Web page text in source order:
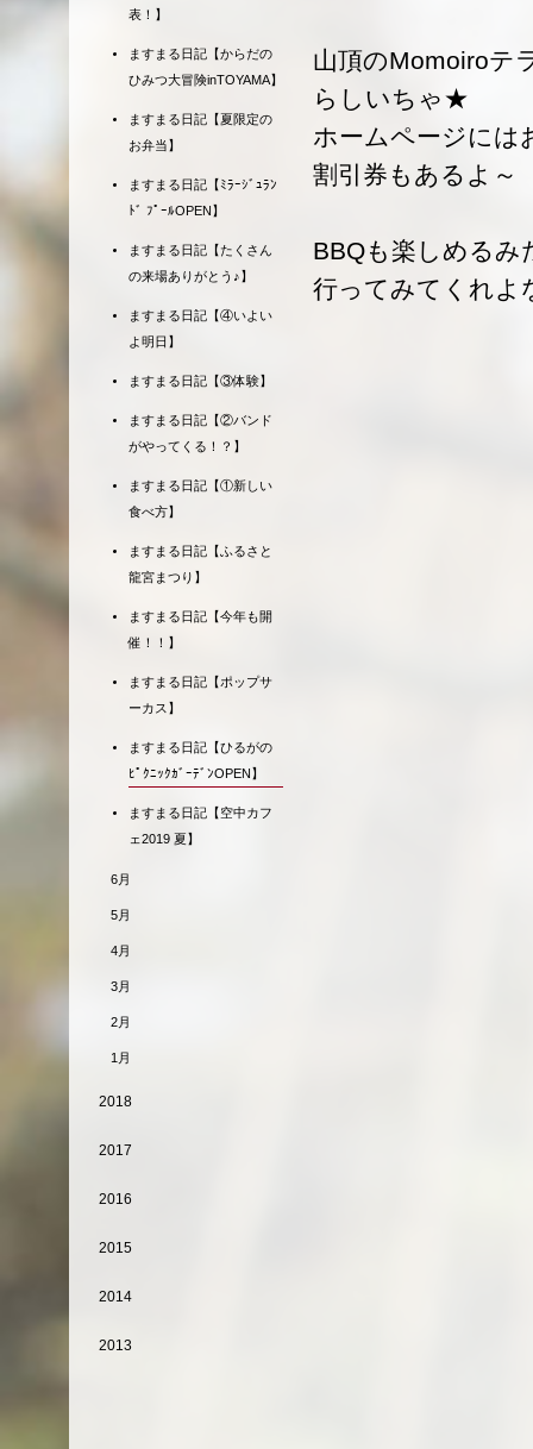
山頂のMomoiroテ
らしいちゃ★
ホームページには
割引券もあるよ～
BBQも楽しめるみ
行ってみてくれよ
表！】
ますまる日記【からだの
ひみつ大冒険inTOYAMA】
ますまる日記【夏限定の
お弁当】
ますまる日記【ﾐﾗｰｼﾞｭﾗﾝ
ﾄﾞ ﾌﾟｰﾙOPEN】
ますまる日記【たくさん
の来場ありがとう♪】
ますまる日記【④いよい
よ明日】
ますまる日記【③体験】
ますまる日記【②バンド
がやってくる！？】
ますまる日記【①新しい
食べ方】
ますまる日記【ふるさと
龍宮まつり】
ますまる日記【今年も開
催！！】
ますまる日記【ポップサ
ーカス】
ますまる日記【ひるがの
ﾋﾟｸﾆｯｸｶﾞｰﾃﾞﾝOPEN】
ますまる日記【空中カフ
ェ2019 夏】
6月
5月
4月
3月
2月
1月
2018
2017
2016
2015
2014
2013